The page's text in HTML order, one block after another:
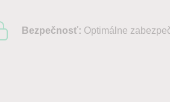
Bezpečnosť: Optimálne